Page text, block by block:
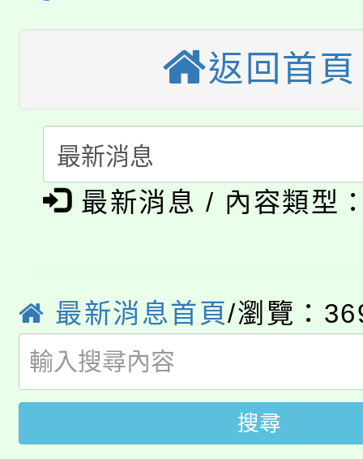
視費優惠，中低收入戶
半價優惠，詳情可洽有
者。
份教師增能研習
大溪自造教育及科技
份教師研習
會
115年食農教育專業人
程
「本色祭」8/29、30在
8/21下午1時於龍潭區
局官網。
8月14至27日，桃園電
開!
115年桃園市運動會8/
田徑場及游泳池舉行。
桃園市低收入戶享有免
視費優惠，中低收入戶
大園自造教育及科技
返回首頁
最新消息 / 內容類型
最新消息首頁/瀏覽：
搜尋